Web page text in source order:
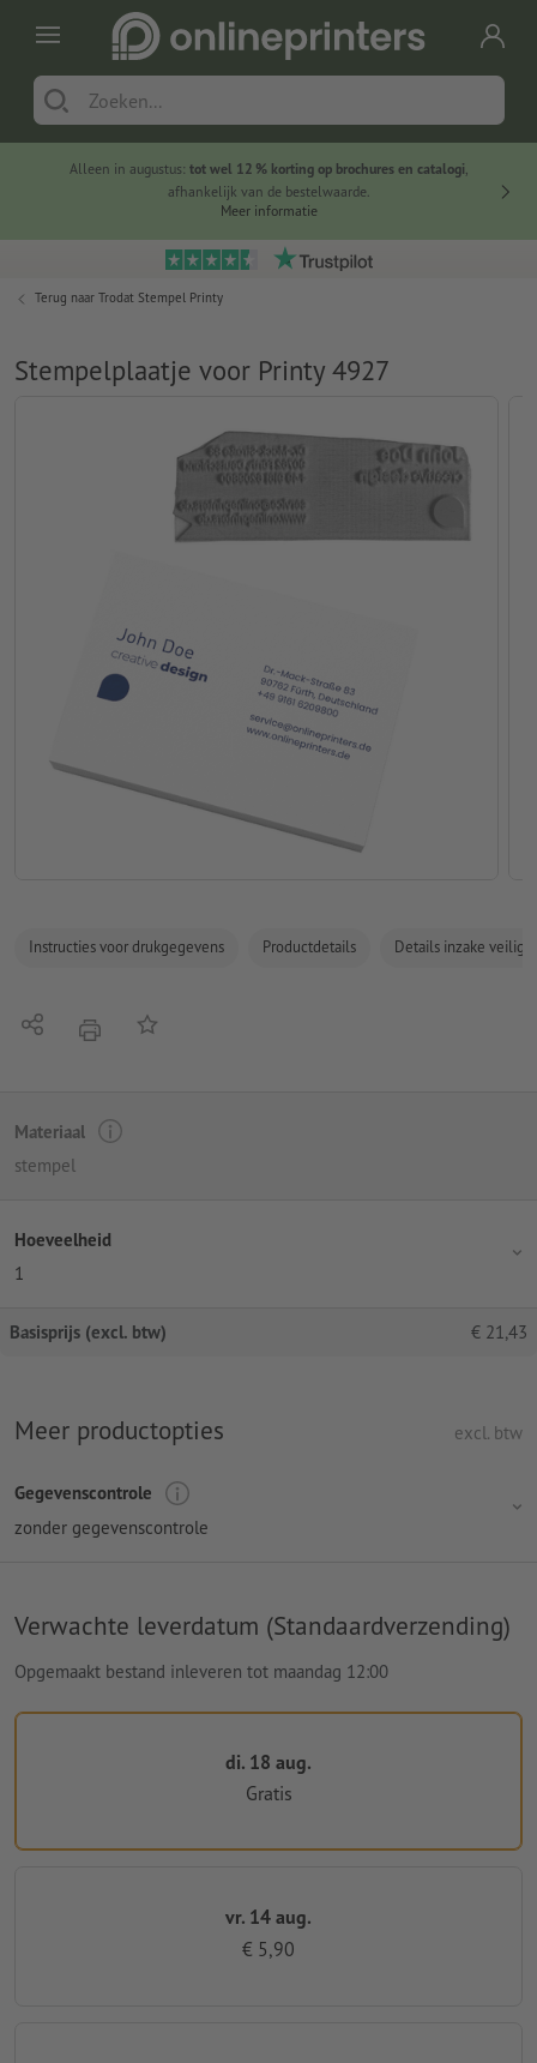
Alleen in augustus: tot wel 12 % korting op brochures en catalogi,
afhankelijk van de bestelwaarde.
Meer informatie
Terug naar Trodat Stempel Printy
Stempelplaatje voor Printy 4927
Instructies voor drukgegevens Productdetails Details inzake
Delen afdrukkenOp de lijst
Materiaal
stempel
Hoeveelheid
1
Basisprijs (excl. btw) € 21,43
Meer productopties excl. btw
Gegevenscontrole
zonder gegevenscontrole
Verwachte leverdatum (Standaardverzending)
Opgemaakt bestand inleveren tot maandag 12:00
di. 18 aug.
Gratis
vr. 14 aug.
€ 5,90